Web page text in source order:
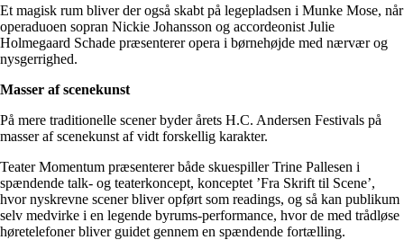
Et magisk rum bliver der også skabt på legepladsen i Munke Mose, når
operaduoen sopran Nickie Johansson og accordeonist Julie
Holmegaard Schade præsenterer opera i børnehøjde med nærvær og
nysgerrighed.
Masser af scenekunst
På mere traditionelle scener byder årets H.C. Andersen Festivals på
masser af scenekunst af vidt forskellig karakter.
Teater Momentum præsenterer både skuespiller Trine Pallesen i
spændende talk- og teaterkoncept, konceptet ’Fra Skrift til Scene’,
hvor nyskrevne scener bliver opført som readings, og så kan publikum
selv medvirke i en legende byrums-performance, hvor de med trådløse
høretelefoner bliver guidet gennem en spændende fortælling.